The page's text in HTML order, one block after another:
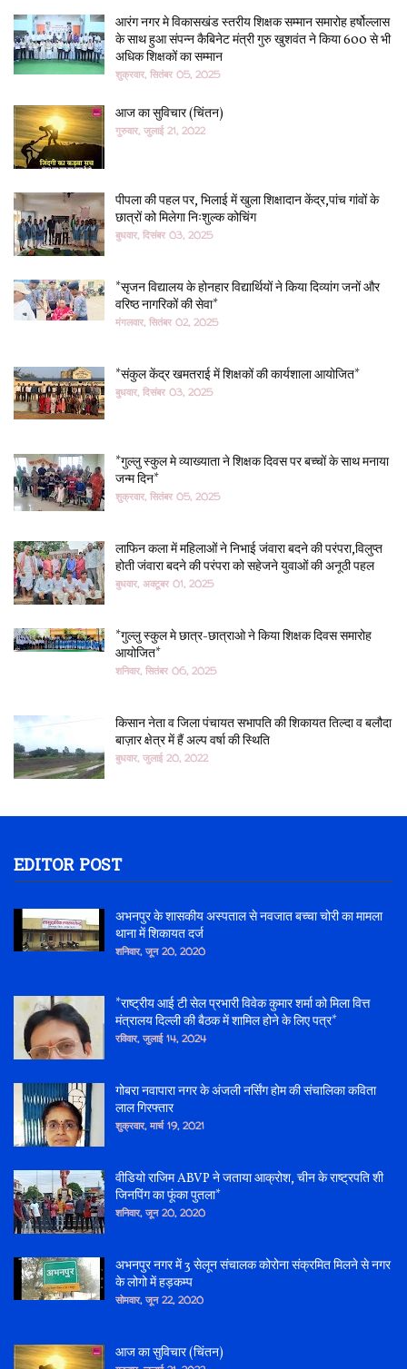
आरंग नगर मे विकासखंड स्तरीय शिक्षक सम्मान समारोह हर्षोल्लास
के साथ हुआ संपन्न कैबिनेट मंत्री गुरु खुशवंत ने किया 600 से भी
अधिक शिक्षकों का सम्मान
शुक्रवार, सितंबर 05, 2025
आज का सुविचार (चिंतन)
गुरुवार, जुलाई 21, 2022
पीपला की पहल पर, भिलाई में खुला शिक्षादान केंद्र,पांच गांवों के
छात्रों को मिलेगा निःशुल्क कोचिंग
बुधवार, दिसंबर 03, 2025
*सृजन विद्यालय के होनहार विद्यार्थियों ने किया दिव्यांग जनों और
वरिष्ठ नागरिकों की सेवा*
मंगलवार, सितंबर 02, 2025
*संकुल केंद्र खमतराई में शिक्षकों की कार्यशाला आयोजित*
बुधवार, दिसंबर 03, 2025
*गुल्लु स्कुल मे व्याख्याता ने शिक्षक दिवस पर बच्चों के साथ मनाया
जन्म दिन*
शुक्रवार, सितंबर 05, 2025
लाफिन कला में महिलाओं ने निभाई जंवारा बदने की परंपरा,विलुप्त
होती जंवारा बदने की परंपरा को सहेजने युवाओं की अनूठी पहल
बुधवार, अक्टूबर 01, 2025
*गुल्लु स्कुल मे छात्र-छात्राओ ने किया शिक्षक दिवस समारोह
आयोजित*
शनिवार, सितंबर 06, 2025
किसान नेता व जिला पंचायत सभापति की शिकायत तिल्दा व बलौदा
बाज़ार क्षेत्र में हैं अल्प वर्षा की स्थिति
बुधवार, जुलाई 20, 2022
EDITOR POST
अभनपुर के शासकीय अस्पताल से नवजात बच्चा चोरी का मामला
थाना में शिकायत दर्ज
शनिवार, जून 20, 2020
*राष्ट्रीय आई टी सेल प्रभारी विवेक कुमार शर्मा को मिला वित्त
मंत्रालय दिल्ली की बैठक में शामिल होने के लिए पत्र*
रविवार, जुलाई 14, 2024
गोबरा नवापारा नगर के अंजली नर्सिंग होम की संचालिका कविता
लाल गिरफ्तार
शुक्रवार, मार्च 19, 2021
वीडियो राजिम ABVP ने जताया आक्रोश, चीन के राष्ट्रपति शी
जिनपिंग का फूंका पुतला*
शनिवार, जून 20, 2020
अभनपुर नगर में 3 सेलून संचालक कोरोना संक्रमित मिलने से नगर
के लोगो में हड़कम्प
सोमवार, जून 22, 2020
आज का सुविचार (चिंतन)